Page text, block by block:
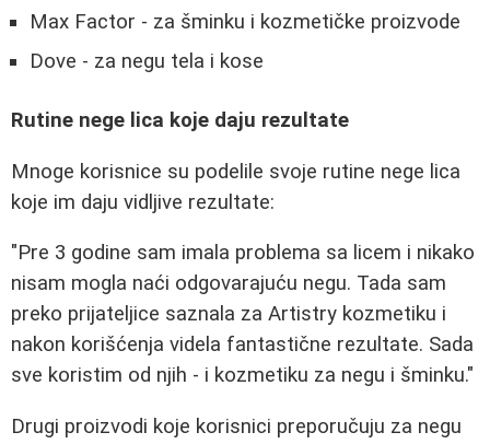
Max Factor - za šminku i kozmetičke proizvode
Dove - za negu tela i kose
Rutine nege lica koje daju rezultate
Mnoge korisnice su podelile svoje rutine nege lica
koje im daju vidljive rezultate:
"Pre 3 godine sam imala problema sa licem i nikako
nisam mogla naći odgovarajuću negu. Tada sam
preko prijateljice saznala za Artistry kozmetiku i
nakon korišćenja videla fantastične rezultate. Sada
sve koristim od njih - i kozmetiku za negu i šminku."
Drugi proizvodi koje korisnici preporučuju za negu